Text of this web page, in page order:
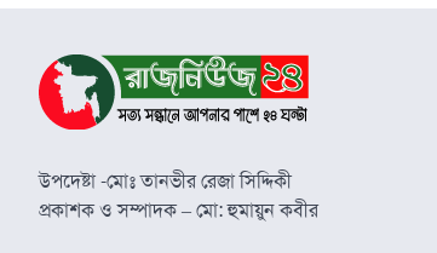
উপদেষ্টা -মোঃ তানভীর রেজা সিদ্দিকী
প্রকাশক ও সম্পাদক – মো: হুমায়ুন কবীর